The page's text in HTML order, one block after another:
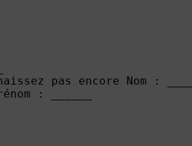
pas encore Nom :